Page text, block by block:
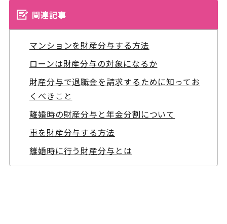
関連記事
マンションを財産分与する方法
ローンは財産分与の対象になるか
財産分与で退職金を請求するために知ってお
くべきこと
離婚時の財産分与と年金分割について
車を財産分与する方法
離婚時に行う財産分与とは